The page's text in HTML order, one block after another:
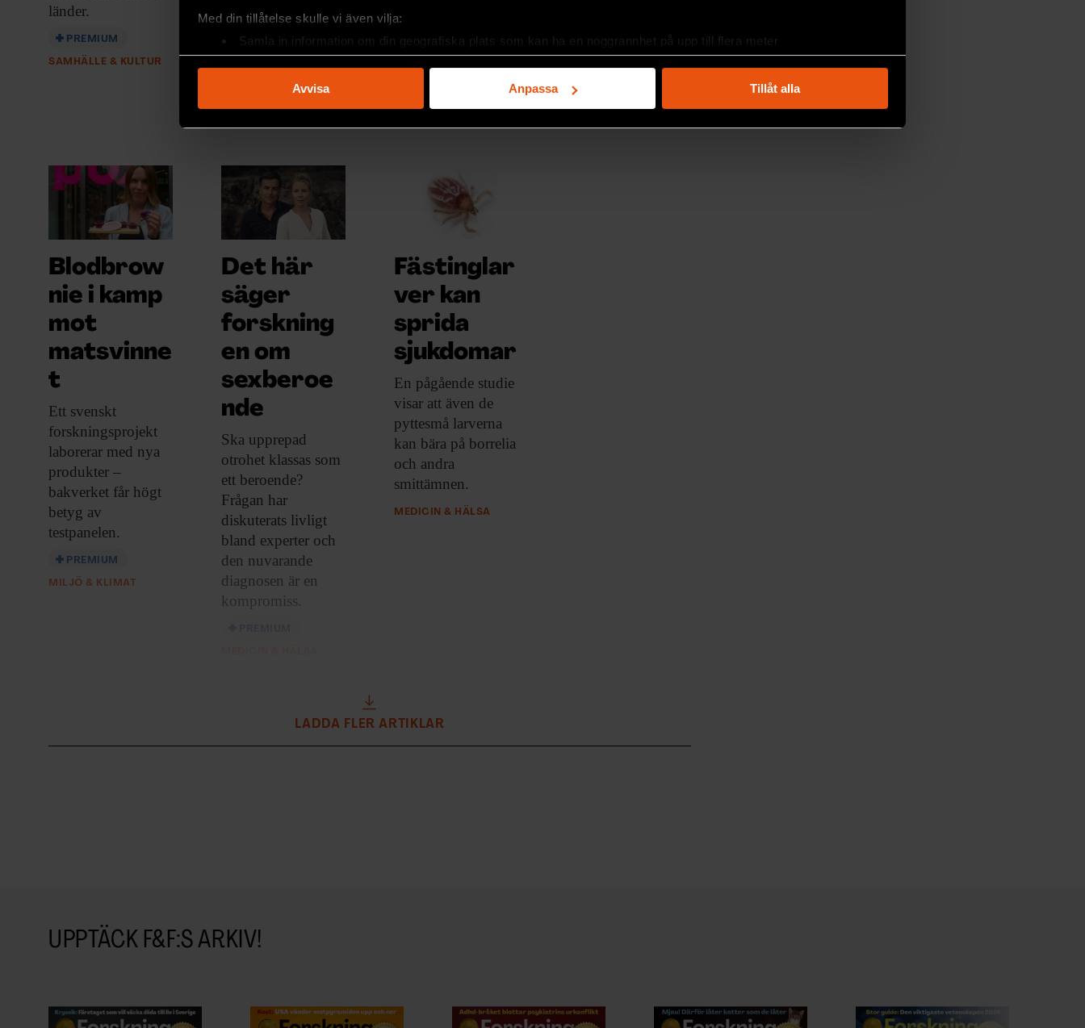
Med din tillåtelse skulle vi även vilja:
Samla in information om din geografiska plats som kan ha en noggrannhet på upp till flera meter
Identifiera din enhet genom att aktivt skanna den för specifika kännetecken (fingeravtryck)
Ta reda på mer om hur dina personliga uppgifter behandlas och ställ in dina preferenser i
detaljsektionen. Du kan ändra
till de sociala medier och annons- och analysföretag som vi samarbetar med. Dessa kan i sin tur kombinera informationen
med annan information som du har tillhandahållit eller som de har samlat in när du har använt deras tjänster.
Avvisa Anpassa Tillåt alla
länder.
PREMIUM
SAMHÄLLE & KULTUR
tycker att kritikerna
missar
sammanhanget.
statsvetaren Karin
Aggestam.
Blodbrow
nie i kamp
mot
matsvinne
t
Ett svenskt
forskningsprojekt
laborerar med nya
produkter –
bakverket får högt
betyg av
testpanelen.
PREMIUM
MILJÖ & KLIMAT
Det här
säger
forskning
en om
sexberoe
nde
Ska upprepad
otrohet klassas som
ett beroende?
Frågan har
diskuterats livligt
bland experter och
den nuvarande
diagnosen är en
kompromiss.
Fästinglar
ver kan
sprida
sjukdomar
En pågående studie
visar att även de
pyttesmå larverna
kan bära på borrelia
och andra
smittämnen.
MEDICIN & HÄLSA
LADDA FLER ARTIKLAR
UPPTÄCK F&F:S ARKIV!